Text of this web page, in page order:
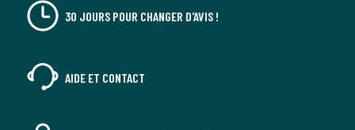
30 JOURS POUR CHANGER D'AVIS !
AIDE ET CONTACT